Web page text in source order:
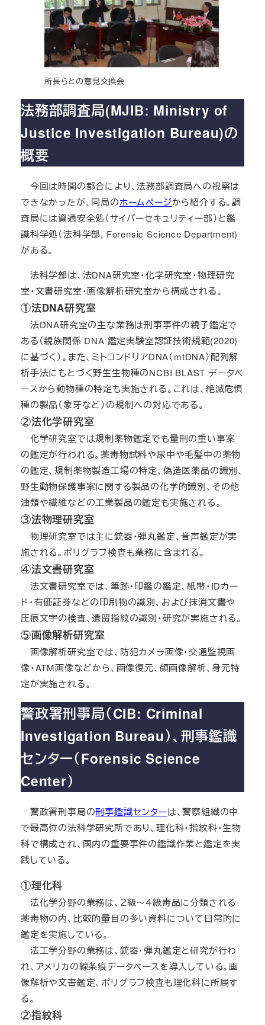
所長らとの意見交換会
法務部調査局(MJIB: Ministry of
Justice Investigation Bureau)の
概要
今回は時間の都合により、法務部調査局への視察は
できなかったが、同局のホームページから紹介する。調
査局には資通安全処（サイバーセキュリティー部）と鑑
識科学処（法科学部, Forensic Science Department)
がある。
法科学部は、法DNA研究室・化学研究室・物理研究
室・文書研究室・画像解析研究室から構成される。
①法DNA研究室
法DNA研究室の主な業務は刑事事件の親子鑑定で
ある（親族関係 DNA 鑑定実験室認証技術規範(2020)
に基づく）。また、ミトコンドリアDNA（mtDNA）配列解
析手法にもとづく野生生物種のNCBI BLAST データベ
ースから動物種の特定も実施される。これは、絶滅危惧
種の製品（象牙など）の規制への対応である。
②法化学研究室
化学研究室では規制薬物鑑定でも量刑の重い事案
の鑑定が行われる。薬毒物試料や尿中や毛髪中の薬物
の鑑定、規制薬物製造工場の特定、偽造医薬品の識別、
野生動物保護事案に関する製品の化学的識別、その他
油類や繊維などの工業製品の鑑定も実施される。
③法物理研究室
物理研究室では主に銃器・弾丸鑑定、音声鑑定が実
施される。ポリグラフ検査も業務に含まれる。
④法文書研究室
法文書研究室では、筆跡・印鑑の鑑定、紙幣・IDカー
ド・有価証券などの印刷物の識別、および抹消文書や
圧痕文字の検査、遺留指紋の識別・研究が実施される。
⑤画像解析研究室
画像解析研究室では、防犯カメラ画像・交通監視画
像・ATM画像などから、画像復元、顔画像解析、身元特
定が実施される。
警政署刑事局（CIB: Criminal
Investigation Bureau）、刑事鑑識
センター（Forensic Science
Center）
警政署刑事局の刑事鑑識センターは、警察組織の中
で最高位の法科学研究所であり、理化科・指紋科・生物
科で構成され、国内の重要事件の鑑識作業と鑑定を実
践している。
①理化科
法化学分野の業務は、２級～４級毒品に分類される
薬毒物の内、比較的量目の多い資料について日常的に
鑑定を実施している。
法工学分野の業務は、銃器・弾丸鑑定と研究が行わ
れ、アメリカの線条痕データベースを導入している。画
像解析や文書鑑定、ポリグラフ検査も理化科に所属す
る。
②指紋科